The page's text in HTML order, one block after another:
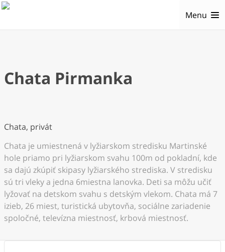
Menu
Chata Pirmanka
Chata, privát
Chata je umiestnená v lyžiarskom stredisku Martinské
hole priamo pri lyžiarskom svahu 100m od pokladní, kde
sa dajú zkúpiť skipasy lyžiarského strediska. V stredisku
sú tri vleky a jedna 6miestna lanovka. Deti sa môžu učiť
lyžovať na detskom svahu s detským vlekom. Chata má 7
izieb, 26 miest, turistická ubytovňa, sociálne zariadenie
spoločné, televízna miestnosť, krbová miestnosť.